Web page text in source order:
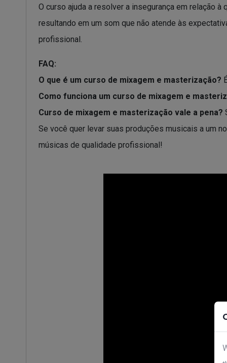
O curso ajuda a resolver a insegurança em relação
resultando em um som que não atende às
profissional.
FAQ:
O que é um curso de mixagem e masterização?
Como funciona um curso de mixagem e
Curso de mixagem e masterização vale a pena?
Se você quer levar suas produções musicais a um
músicas de qualidade profissional!